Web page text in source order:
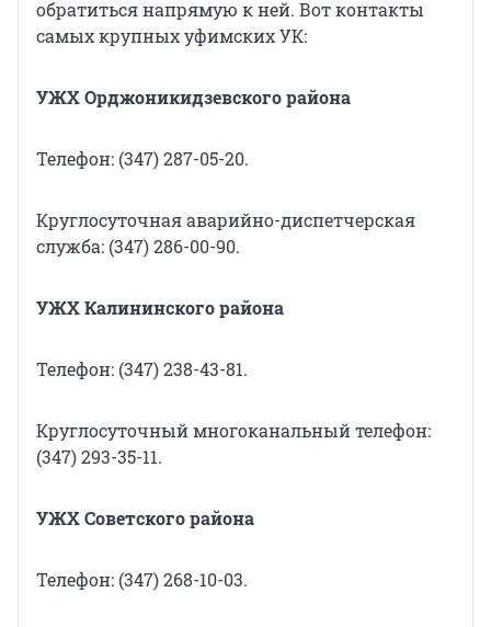
обратиться напрямую к ней. Вот контакты
самых крупных уфимских УК:
УЖХ Орджоникидзевского района
Телефон: (347) 287-05-20.
Круглосуточная аварийно-диспетчерская
служба: (347) 286-00-90.
УЖХ Калининского района
Телефон: (347) 238-43-81.
Круглосуточный многоканальный телефон:
(347) 293-35-11.
УЖХ Советского района
Телефон: (347) 268-10-03.